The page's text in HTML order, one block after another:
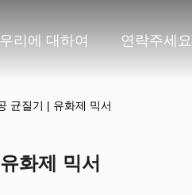
우리에 대하여 연락주세요
균질기 | 유화제 믹서
화제 믹서